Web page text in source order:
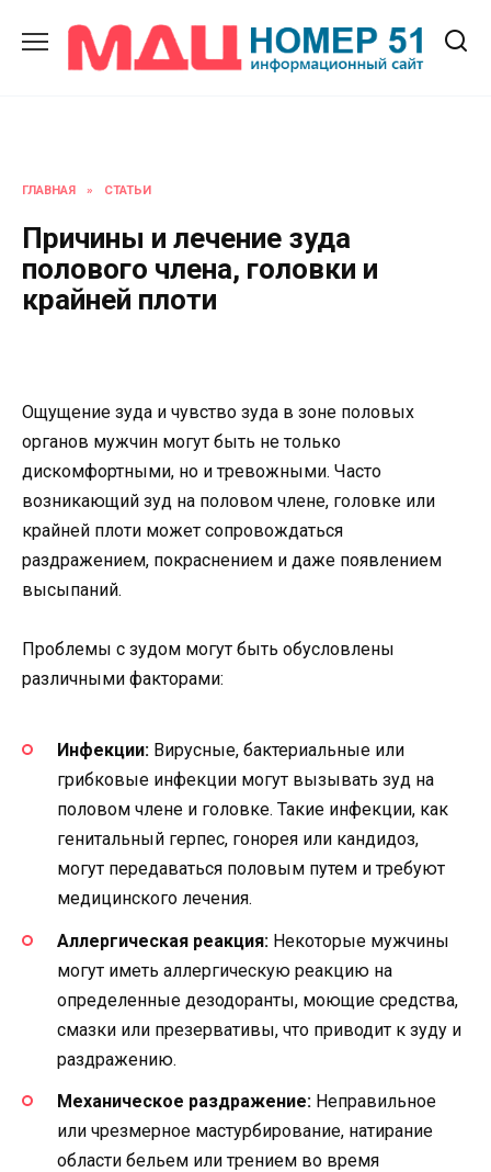
содержанию
ГЛАВНАЯ » СТАТЬИ
Причины и лечение зуда
полового члена, головки и
крайней плоти
Ощущение зуда и чувство зуда в зоне половых
органов мужчин могут быть не только
дискомфортными, но и тревожными. Часто
возникающий зуд на половом члене, головке или
крайней плоти может сопровождаться
раздражением, покраснением и даже появлением
высыпаний.
Проблемы с зудом могут быть обусловлены
различными факторами:
Инфекции: Вирусные, бактериальные или
грибковые инфекции могут вызывать зуд на
половом члене и головке. Такие инфекции, как
генитальный герпес, гонорея или кандидоз,
могут передаваться половым путем и требуют
медицинского лечения.
Аллергическая реакция: Некоторые мужчины
могут иметь аллергическую реакцию на
определенные дезодоранты, моющие средства,
смазки или презервативы, что приводит к зуду и
раздражению.
Механическое раздражение: Неправильное
или чрезмерное мастурбирование, натирание
области бельем или трением во время